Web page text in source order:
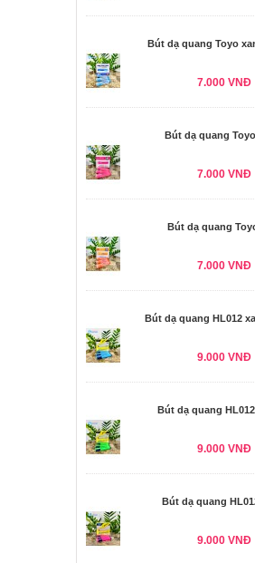
Bút dạ quang Toyo
7.000 VNĐ
Bút dạ quang
7.000 VNĐ
Bút dạ quang
7.000 VNĐ
Bút dạ quang HL012
9.000 VNĐ
Bút dạ quang
9.000 VNĐ
Bút dạ quang
9.000 VNĐ